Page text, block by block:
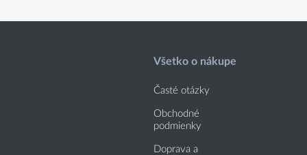
Všetko o nákupe
Časté otázky
Obchodné
podmienky
Doprava a